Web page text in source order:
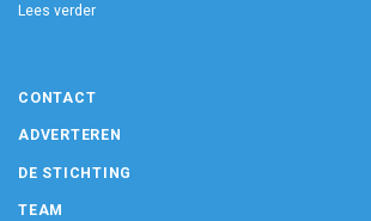
Lees verder
CONTACT
ADVERTEREN
DE STICHTING
TEAM